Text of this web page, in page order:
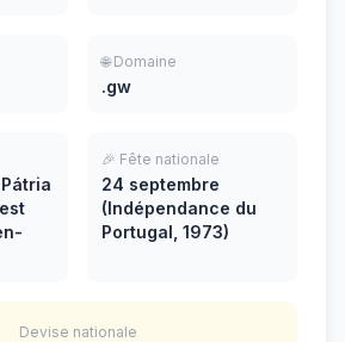
🌐 Domaine
.gw
🎉 Fête nationale
24 septembre
(Indépendance du
Portugal, 1973)
Devise nationale